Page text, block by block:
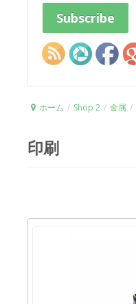
ホーム / Shop 2 / 金属 /
印刷